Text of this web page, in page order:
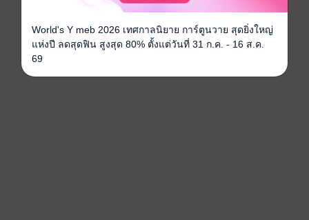
World's Y meb 2026 เทศกาลนิยาย การ์ตูนวาย สุดยิ่งใหญ่
แห่งปี ลดสุดฟิน สูงสุด 80% ตั้งแต่วันที่ 31 ก.ค. - 16 ส.ค.
69